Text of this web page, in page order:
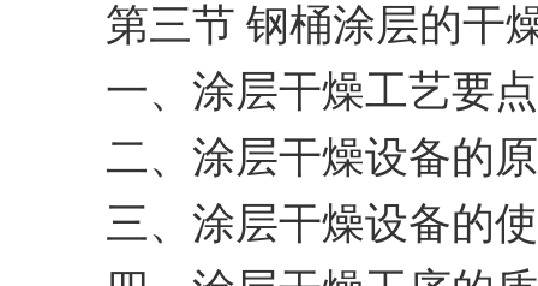
第三节 钢桶涂层的干
一、涂层干燥工艺要点
二、涂层干燥设备的
三、涂层干燥设备的